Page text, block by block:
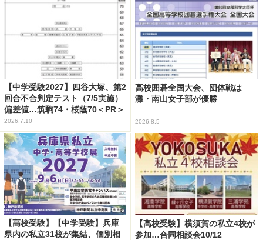
【中学受験2027】四谷大塚、第2
回合不合判定テスト（7/5実施）
偏差値…筑駒74・桜蔭70＜PR＞
2026.7.10
高校囲碁全国大会、団体戦は
灘・南山女子部が優勝
2026.8.5
【高校受験】【中学受験】兵庫
県内の私立31校が集結、個別相
【高校受験】横須賀の私立4校が
参加…合同相談会10/12